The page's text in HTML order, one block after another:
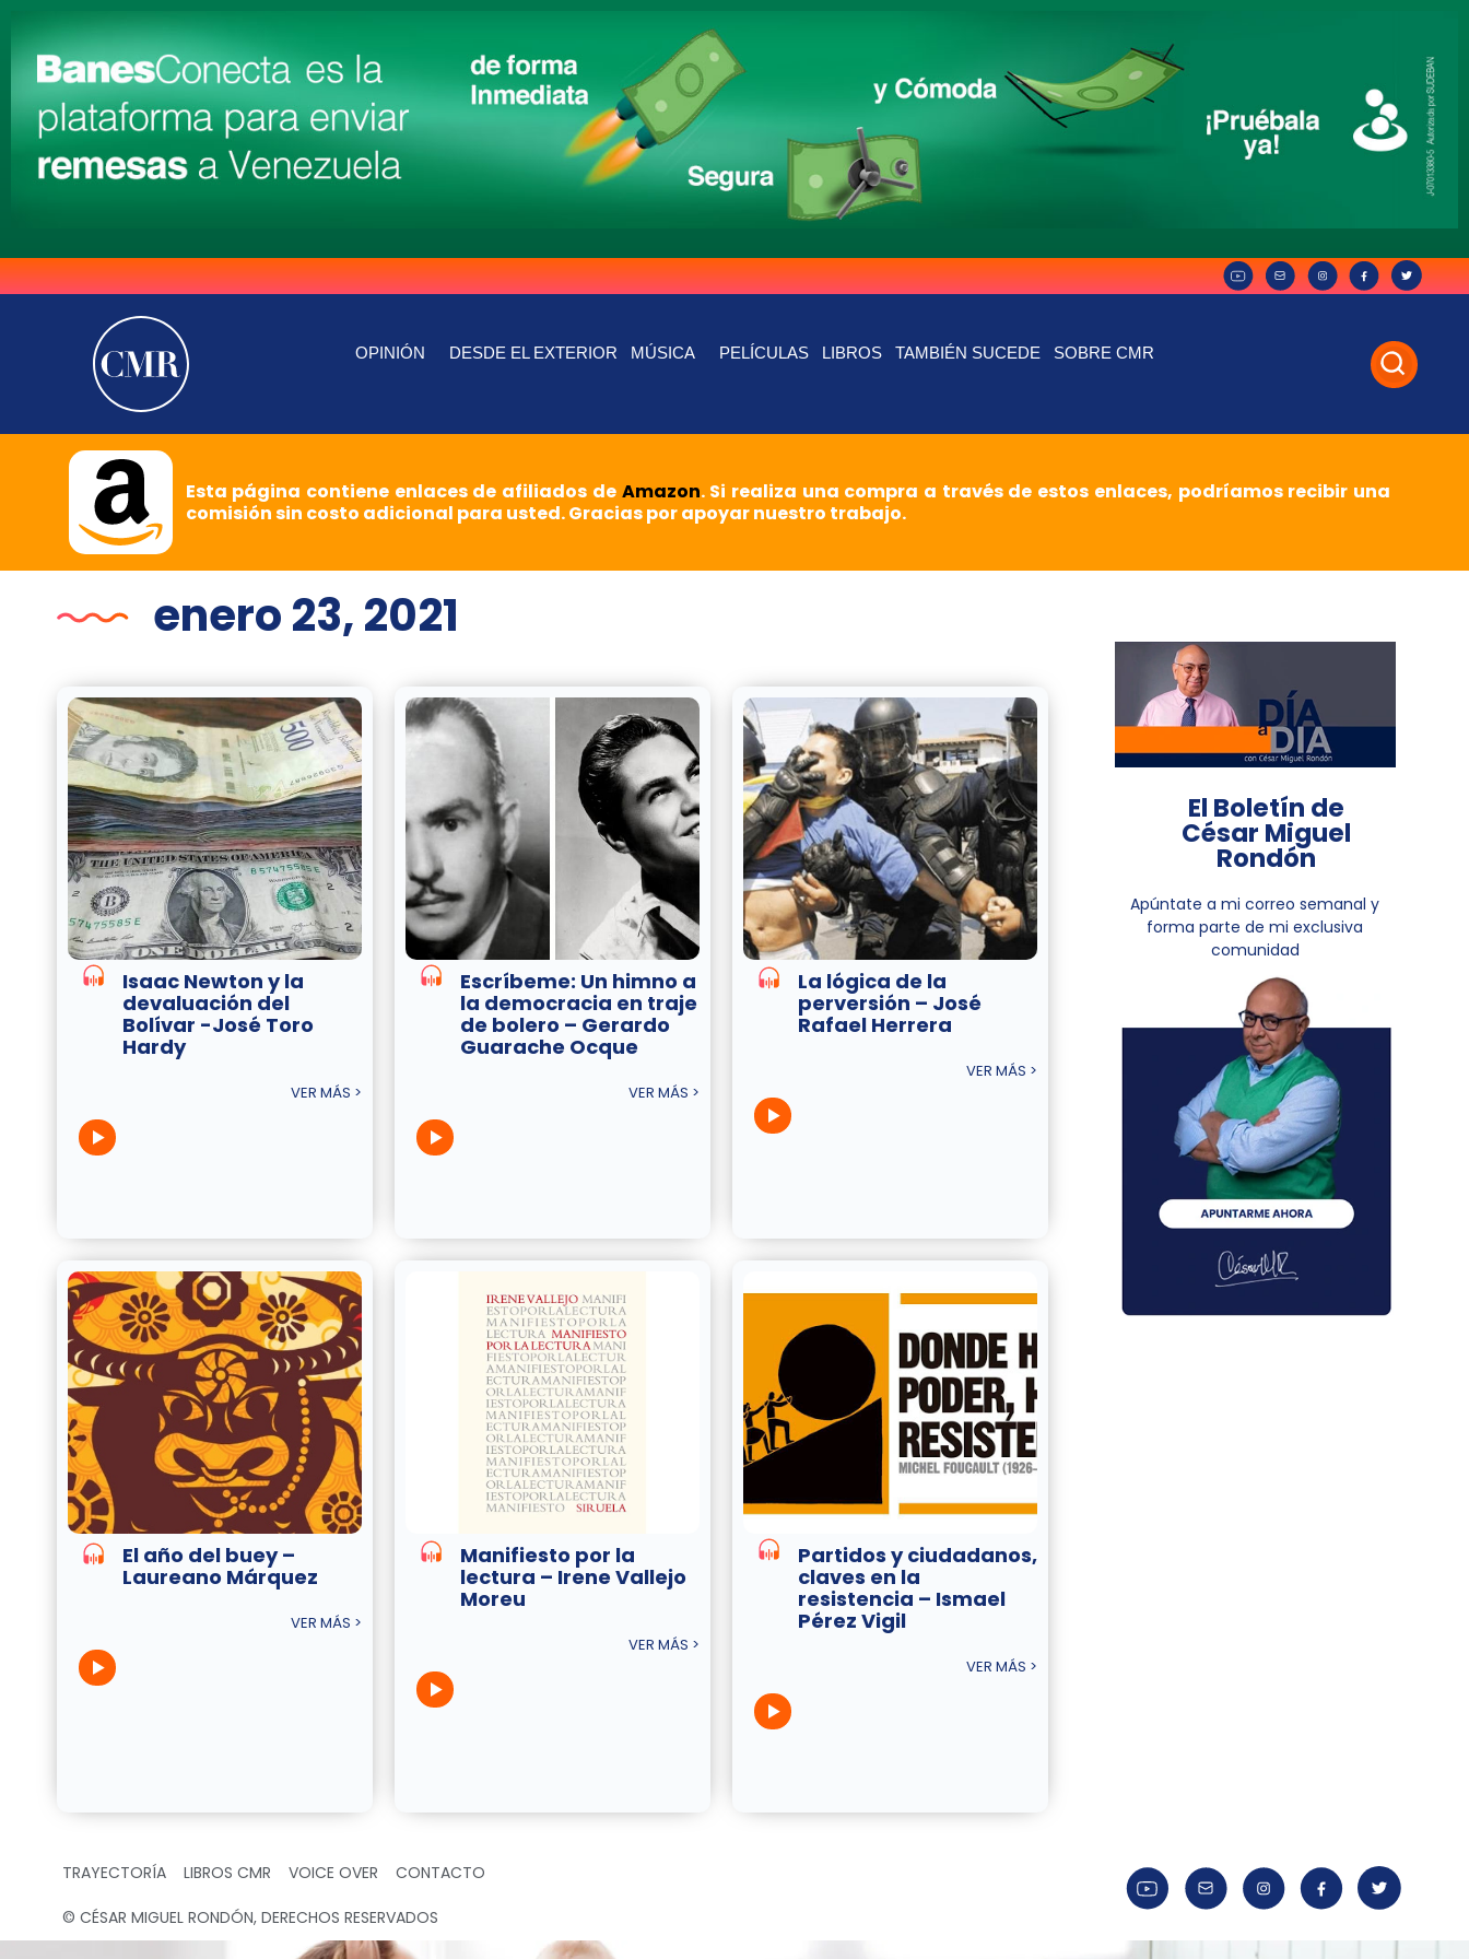
OPINIÓN DESDE EL EXTERIOR MÚSICA PELÍCULAS LIBROS TAMBIÉN SUCEDE SOBRE CMR
Esta página contiene enlaces de afiliados de Amazon. Si realiza una compra a través de estos enlaces, podríamos recibir una
comisión sin costo adicional para usted. Gracias por apoyar nuestro trabajo.
enero 23, 2021
Isaac Newton y la
devaluación del
Bolívar -José Toro
Hardy
VER MÁS >
Escríbeme: Un himno a
la democracia en traje
de bolero – Gerardo
Guarache Ocque
VER MÁS >
La lógica de la
perversión – José
Rafael Herrera
VER MÁS >
El año del buey –
Laureano Márquez
VER MÁS >
Manifiesto por la
lectura – Irene Vallejo
Moreu
VER MÁS >
Partidos y ciudadanos,
claves en la
resistencia – Ismael
Pérez Vigil
VER MÁS >
El Boletín de
César Miguel
Rondón
Apúntate a mi correo semanal y
forma parte de mi exclusiva
comunidad
TRAYECTORÍA LIBROS CMR VOICE OVER CONTACTO
© CÉSAR MIGUEL RONDÓN, DERECHOS RESERVADOS